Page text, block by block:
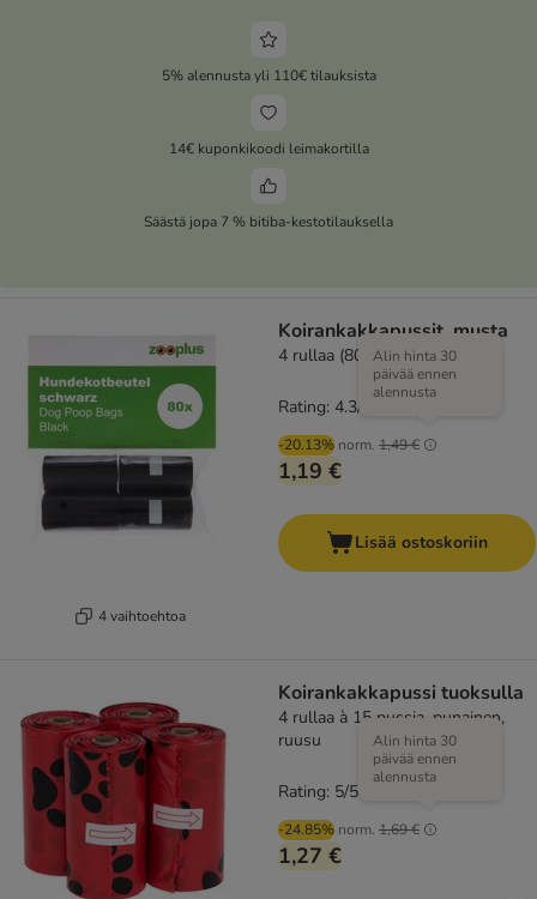
5% alennusta yli 110€ tilauksista
14€ kuponkikoodi leimakortilla
Säästä jopa 7 % bitiba-kestotilauksella
4 vaihtoehtoa
Koirankakkapussit, musta
4 rullaa (80 pussia)
-20.13% norm. 1,49 €
Alin hinta 30
päivää ennen
alennusta
1,19 €
Rating: 4.3/5
Lisää ostoskoriin
Koirankakkapussi tuoksulla
4 rullaa à 15 pussia, punainen,
ruusu
-24.85% norm. 1,69 €
Alin hinta 30
päivää ennen
alennusta
1,27 €
Rating: 5/5